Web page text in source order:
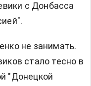
с Донбасса
не занимать.
стало тесно в
"Донецкой